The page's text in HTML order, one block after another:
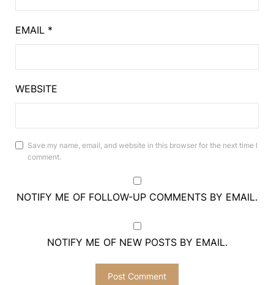
EMAIL *
WEBSITE
Save my name, email, and website in this browser for the next time I
comment.
NOTIFY ME OF FOLLOW-UP COMMENTS BY EMAIL.
NOTIFY ME OF NEW POSTS BY EMAIL.